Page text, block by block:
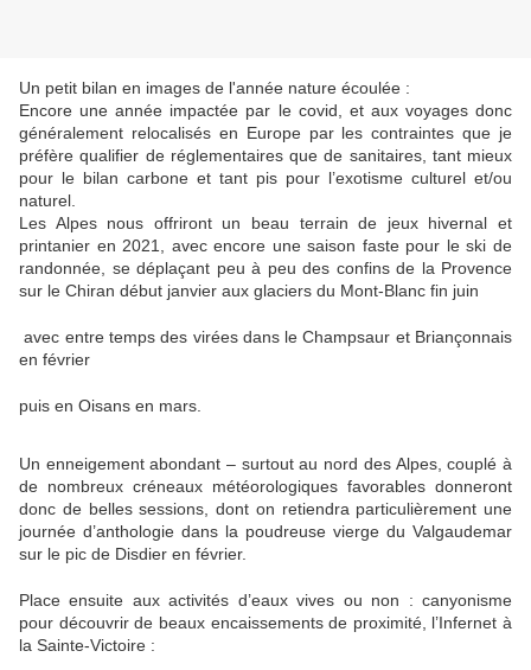
Un petit bilan en images de l'année nature écoulée :
Encore une année impactée par le covid, et aux voyages donc
généralement relocalisés en Europe par les contraintes que je
préfère qualifier de réglementaires que de sanitaires, tant mieux
pour le bilan carbone et tant pis pour l’exotisme culturel et/ou
naturel.
Les Alpes nous offriront un beau terrain de jeux hivernal et
printanier en 2021, avec encore une saison faste pour le ski de
randonnée, se déplaçant peu à peu des confins de la Provence
sur le Chiran début janvier aux glaciers du Mont-Blanc fin juin
avec entre temps des virées dans le Champsaur et Briançonnais
en février
puis en Oisans en mars.
Un enneigement abondant – surtout au nord des Alpes, couplé à
de nombreux créneaux météorologiques favorables donneront
donc de belles sessions, dont on retiendra particulièrement une
journée d’anthologie dans la poudreuse vierge du Valgaudemar
sur le pic de Disdier en février.
Place ensuite aux activités d’eaux vives ou non : canyonisme
pour découvrir de beaux encaissements de proximité, l’Infernet à
la Sainte-Victoire :